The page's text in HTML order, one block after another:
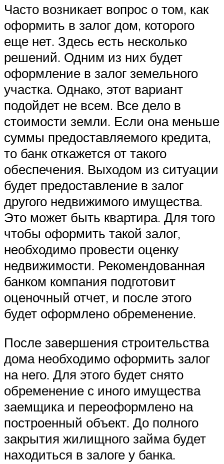
Часто возникает вопрос о том, как
оформить в залог дом, которого
еще нет. Здесь есть несколько
решений. Одним из них будет
оформление в залог земельного
участка. Однако, этот вариант
подойдет не всем. Все дело в
стоимости земли. Если она меньше
суммы предоставляемого кредита,
то банк откажется от такого
обеспечения. Выходом из ситуации
будет предоставление в залог
другого недвижимого имущества.
Это может быть квартира. Для того
чтобы оформить такой залог,
необходимо провести оценку
недвижимости. Рекомендованная
банком компания подготовит
оценочный отчет, и после этого
будет оформлено обременение.
После завершения строительства
дома необходимо оформить залог
на него. Для этого будет снято
обременение с иного имущества
заемщика и переоформлено на
построенный объект. До полного
закрытия жилищного займа будет
находиться в залоге у банка.